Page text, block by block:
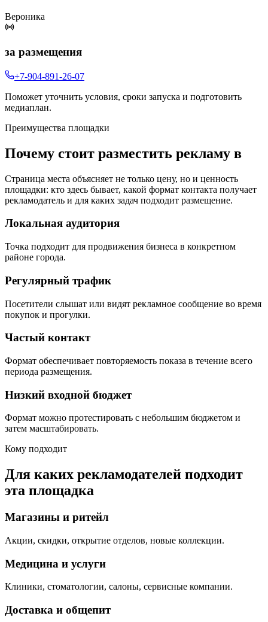
Вероника
за размещения
+7-904-891-26-07
Поможет уточнить условия, сроки запуска и подготовить
медиаплан.
Преимущества площадки
Почему стоит разместить рекламу в
Страница места объясняет не только цену, но и ценность
площадки: кто здесь бывает, какой формат контакта получает
рекламодатель и для каких задач подходит размещение.
Локальная аудитория
Точка подходит для продвижения бизнеса в конкретном
районе города.
Регулярный трафик
Посетители слышат или видят рекламное сообщение во время
покупок и прогулки.
Частый контакт
Формат обеспечивает повторяемость показа в течение всего
периода размещения.
Низкий входной бюджет
Формат можно протестировать с небольшим бюджетом и
затем масштабировать.
Кому подходит
Для каких рекламодателей подходит
эта площадка
Магазины и ритейл
Акции, скидки, открытие отделов, новые коллекции.
Медицина и услуги
Клиники, стоматологии, салоны, сервисные компании.
Доставка и общепит